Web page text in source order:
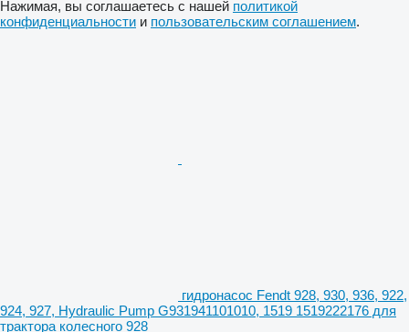
Нажимая, вы соглашаетесь с нашей политикой
конфиденциальности и пользовательским соглашением.
гидронасос Fendt 928, 930, 936, 922,
924, 927, Hydraulic Pump G931941101010, 1519 1519222176 для
трактора колесного 928